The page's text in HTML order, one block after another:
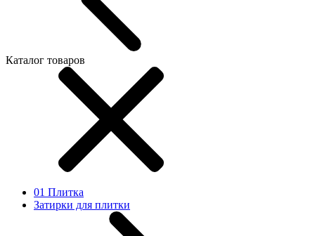
Каталог товаров
01 Плитка
Затирки для плитки